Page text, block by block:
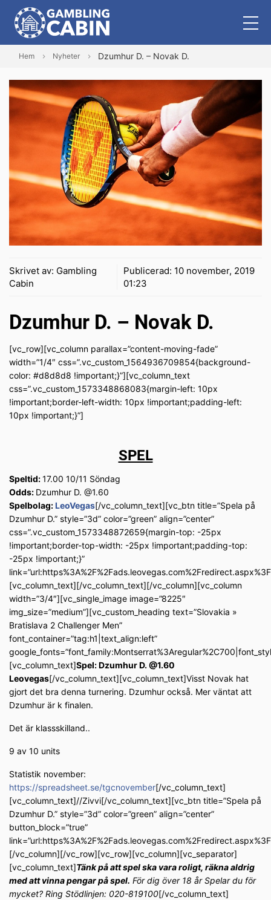
Hem Nyheter Dzumhur D. – Novak D.
Skrivet av: Gambling
Cabin
Publicerad: 10 november, 2019
01:23
Dzumhur D. – Novak D.
[vc_row][vc_column parallax=”content-moving-fade”
width=”1/4″ css=”.vc_custom_1564936709854{background-
color: #d8d8d8 !important;}”][vc_column_text
css=”.vc_custom_1573348868083{margin-left: 10px
!important;border-left-width: 10px !important;padding-left:
10px !important;}”]
SPEL
Speltid:17.00 10/11 Söndag
Odds: Dzumhur D. @1.60
Spelbolag:LeoVegas[/vc_column_text][vc_btn title=”Spela på
Dzumhur D.” style=”3d” color=”green” align=”center”
css=”.vc_custom_1573348872659{margin-top: -25px
!important;border-top-width: -25px !important;padding-top:
-25px !important;}”
[vc_column_text][/vc_column_text][/vc_column][vc_column
width=”3/4″][vc_single_image image=”8225″
img_size=”medium”][vc_custom_heading text=”Slovakia »
Bratislava 2 Challenger Men”
font_container=”tag:h1|text_align:left”
[vc_column_text]Spel: Dzumhur D. @1.60
Leovegas[/vc_column_text][vc_column_text]Visst Novak hat
gjort det bra denna turnering. Dzumhur också. Mer väntat att
Dzumhur är k finalen.
Det är klassskilland..
9 av 10 units
Statistik november:
https://spreadsheet.se/tgcnovember[/vc_column_text]
[vc_column_text]//Zivvi[/vc_column_text][vc_btn title=”Spela på
Dzumhur D.” style=”3d” color=”green” align=”center”
button_block=”true”
[/vc_column][/vc_row][vc_row][vc_column][vc_separator]
[vc_column_text]Tänk på att spel ska vara roligt, räkna aldrig
med att vinna pengar på spel. För dig över 18 år Spelar du för
mycket? Ring Stödlinjen: 020-819100[/vc_column_text]